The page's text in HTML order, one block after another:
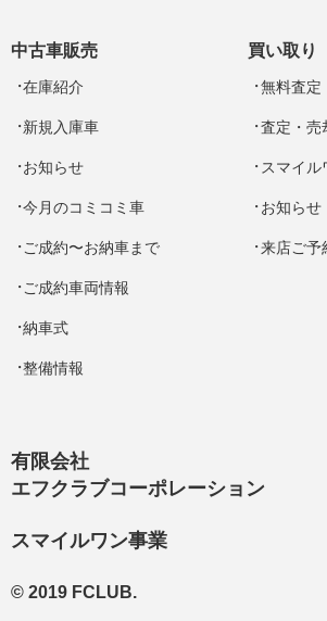
有限会社
エフクラブコーポレーション
スマイルワン事業
中古車販売
在庫紹介
新規入庫車
お知らせ
今月のコミコミ車
ご成約〜お納車まで
ご成約車両情報
納車式
整備情報
買い取り
無料査定
査定・売
スマイル
お知らせ
来店ご予
© 2019 FCLUB.